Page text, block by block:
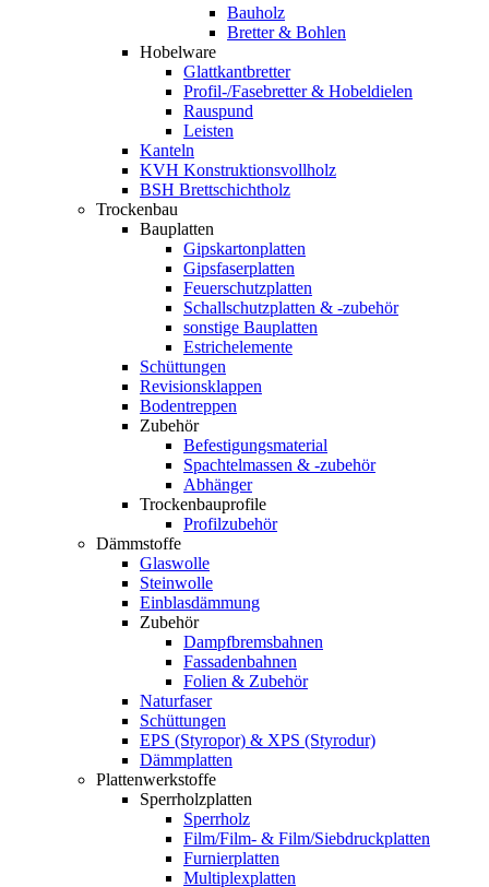
Bauholz
Bretter & Bohlen
Hobelware
Glattkantbretter
Profil-/Fasebretter & Hobeldielen
Rauspund
Leisten
Kanteln
KVH Konstruktionsvollholz
BSH Brettschichtholz
Trockenbau
Bauplatten
Gipskartonplatten
Gipsfaserplatten
Feuerschutzplatten
Schallschutzplatten & -zubehör
sonstige Bauplatten
Estrichelemente
Schüttungen
Revisionsklappen
Bodentreppen
Zubehör
Befestigungsmaterial
Spachtelmassen & -zubehör
Abhänger
Trockenbauprofile
Profilzubehör
Dämmstoffe
Glaswolle
Steinwolle
Einblasdämmung
Zubehör
Dampfbremsbahnen
Fassadenbahnen
Folien & Zubehör
Naturfaser
Schüttungen
EPS (Styropor) & XPS (Styrodur)
Dämmplatten
Plattenwerkstoffe
Sperrholzplatten
Sperrholz
Film/Film- & Film/Siebdruckplatten
Furnierplatten
Multiplexplatten